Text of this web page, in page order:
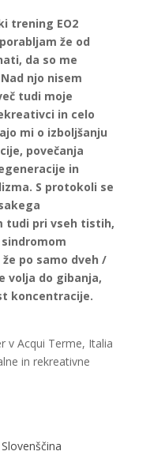
trening EO2
že od
da so me
njo nisem
tudi moje
in celo
mi o izboljšanju
povečanja
in
S protokoli se
tudi pri vseh tistih,
po samo dveh /
volja do gibanja,
koncentracije.
v Acqui Terme, Italia
in rekreativne
Slovenščina